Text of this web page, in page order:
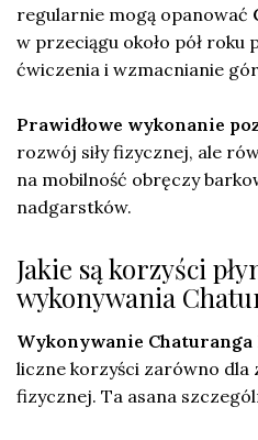
regularnie mogą opanować
w przeciągu około pół
ćwiczenia i wzmacnianie
Prawidłowe wykonanie
rozwój siły fizycznej, ale
na mobilność obręczy
nadgarstków.
Jakie są korzyści
wykonywania
Wykonywanie Chaturanga
liczne korzyści zarówno dla
fizycznej. Ta asana